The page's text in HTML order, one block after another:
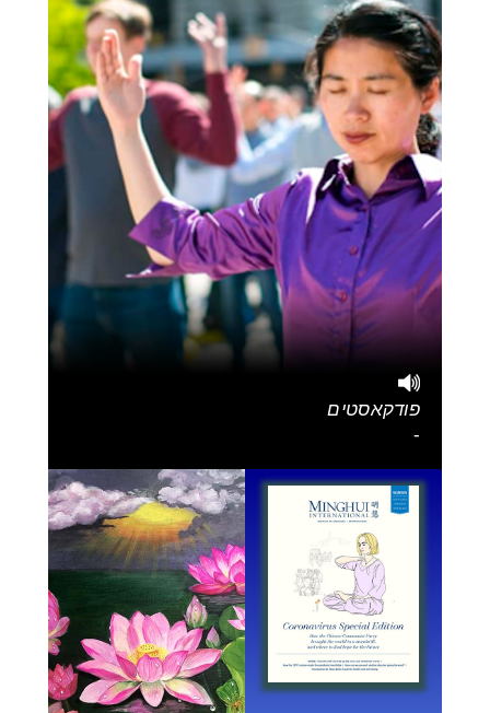
פודקאסטים
-